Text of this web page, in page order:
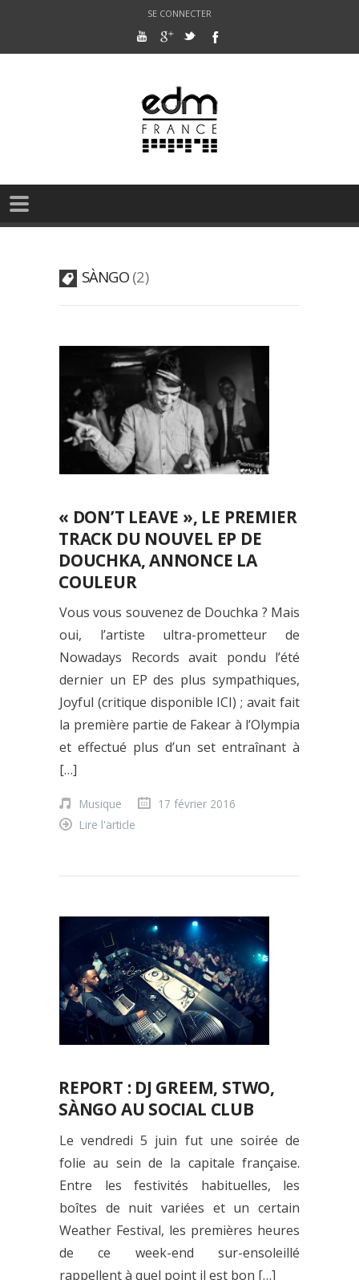
SE CONNECTER
SÀNGO 2
« DON’T LEAVE », LE PREMIER
TRACK DU NOUVEL EP DE
DOUCHKA, ANNONCE LA
COULEUR
Vous vous souvenez de Douchka ? Mais
oui, l’artiste ultra-prometteur de
Nowadays Records avait pondu l’été
dernier un EP des plus sympathiques,
Joyful (critique disponible ICI) ; avait fait
la première partie de Fakear à l’Olympia
et effectué plus d’un set entraînant à
[…]
Musique
17 février 2016
Lire l'article
REPORT : DJ GREEM, STWO,
SÀNGO AU SOCIAL CLUB
Le vendredi 5 juin fut une soirée de
folie au sein de la capitale française.
Entre les festivités habituelles, les
boîtes de nuit variées et un certain
Weather Festival, les premières heures
de ce week-end sur-ensoleillé
rappellent à quel point il est bon […]